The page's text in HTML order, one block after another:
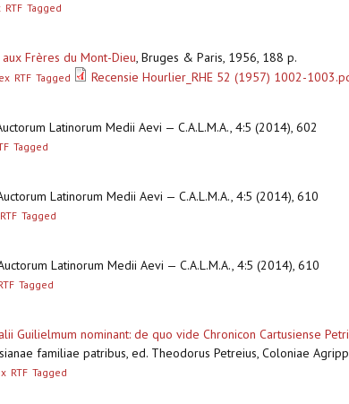
RTF Tagged
Frères du Mont-Dieu, Bruges & Paris, 1956, 188 p.
RTF Tagged Recensie Hourlier_RHE 52 (1957) 1002-
Latinorum Medii Aevi — C.A.L.M.A., 4:5 (2014), 602
Tagged
Latinorum Medii Aevi — C.A.L.M.A., 4:5 (2014), 610
RTF Tagged
Latinorum Medii Aevi — C.A.L.M.A., 4:5 (2014), 610
Tagged
Guilielmum nominant: de quo vide Chronicon Cartusiense
familiae patribus, ed. Theodorus Petreius, Coloniae
RTF Tagged